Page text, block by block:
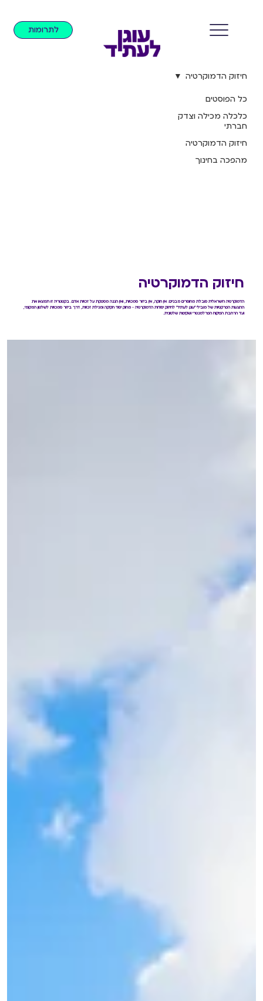
לתרומות
כל הפוסטים
כלכלה מכילה וצדק
חברתי
חיזוק הדמוקרטיה
מהפכה בחינוך
חיזוק הדמוקרטיה
חיזוק הדמוקרטיה
הדמוקרטיה הישראלית סובלת מחוסרים מבניים: אין חוקה, אין ביזור סמכויות, ואין הגנה מספקת על זכויות אדם. בקטגוריה זו תמצאו את
ההצעות הפרקטיות של מובילי "עוגן לעתיד" לחיזוק יסודות הדמוקרטיה – מחוק יסוד חקיקה ומגילת זכויות, דרך ביזור סמכויות לשלטון המקומי,
ועד הרחבת הפיקוח הפרלמנטרי ושקיפות שלטונית.